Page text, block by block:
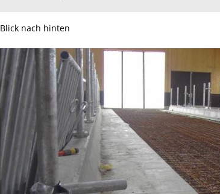
Blick nach hinten